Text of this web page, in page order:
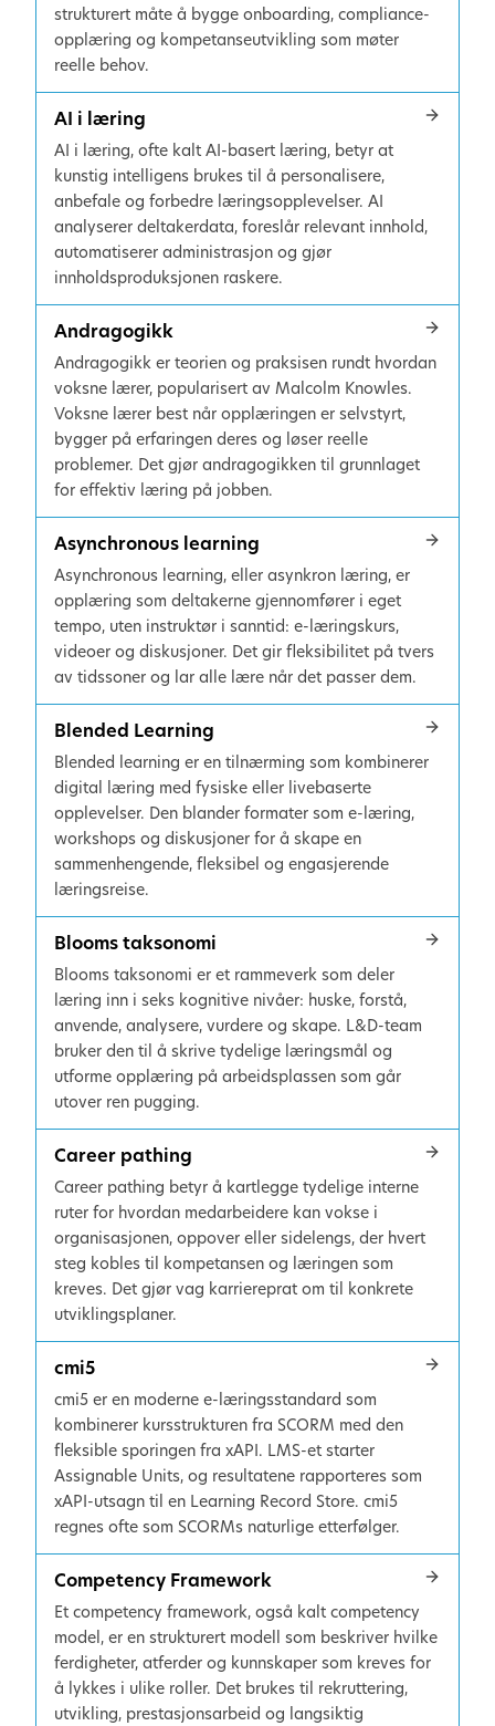
strukturert måte å bygge onboarding, compliance-
opplæring og kompetanseutvikling som møter
reelle behov.
AI i læring
AI i læring, ofte kalt AI-basert læring, betyr at
kunstig intelligens brukes til å personalisere,
anbefale og forbedre læringsopplevelser. AI
analyserer deltakerdata, foreslår relevant innhold,
automatiserer administrasjon og gjør
innholdsproduksjonen raskere.
Andragogikk
Andragogikk er teorien og praksisen rundt hvordan
voksne lærer, popularisert av Malcolm Knowles.
Voksne lærer best når opplæringen er selvstyrt,
bygger på erfaringen deres og løser reelle
problemer. Det gjør andragogikken til grunnlaget
for effektiv læring på jobben.
Asynchronous learning
Asynchronous learning, eller asynkron læring, er
opplæring som deltakerne gjennomfører i eget
tempo, uten instruktør i sanntid: e-læringskurs,
videoer og diskusjoner. Det gir fleksibilitet på tvers
av tidssoner og lar alle lære når det passer dem.
Blended Learning
Blended learning er en tilnærming som kombinerer
digital læring med fysiske eller livebaserte
opplevelser. Den blander formater som e-læring,
workshops og diskusjoner for å skape en
sammenhengende, fleksibel og engasjerende
læringsreise.
Blooms taksonomi
Blooms taksonomi er et rammeverk som deler
læring inn i seks kognitive nivåer: huske, forstå,
anvende, analysere, vurdere og skape. L&D-team
bruker den til å skrive tydelige læringsmål og
utforme opplæring på arbeidsplassen som går
utover ren pugging.
Career pathing
Career pathing betyr å kartlegge tydelige interne
ruter for hvordan medarbeidere kan vokse i
organisasjonen, oppover eller sidelengs, der hvert
steg kobles til kompetansen og læringen som
kreves. Det gjør vag karriereprat om til konkrete
utviklingsplaner.
cmi5
cmi5 er en moderne e-læringsstandard som
kombinerer kursstrukturen fra SCORM med den
fleksible sporingen fra xAPI. LMS-et starter
Assignable Units, og resultatene rapporteres som
xAPI-utsagn til en Learning Record Store. cmi5
regnes ofte som SCORMs naturlige etterfølger.
Competency Framework
Et competency framework, også kalt competency
model, er en strukturert modell som beskriver hvilke
ferdigheter, atferder og kunnskaper som kreves for
å lykkes i ulike roller. Det brukes til rekruttering,
utvikling, prestasjonsarbeid og langsiktig